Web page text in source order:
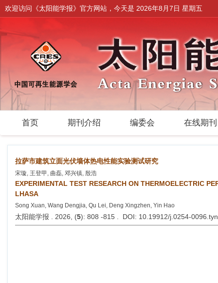
欢迎访问《太阳能学报》官方网站，今天是 2026年8月7日 星期五
首页 期刊介绍 编委会 在线期
拉萨市建筑立面光伏墙体热电性能实验测试研究
宋璇, 王登甲, 曲磊, 邓兴镇, 殷浩
EXPERIMENTAL TEST RESEARCH ON THERMOELECTRIC
LHASA
Song Xuan, Wang Dengjia, Qu Lei, Deng Xingzhen, Yin Hao
太阳能学报 . 2026, (5): 808 -815 . DOI: 10.19912/j.0254-